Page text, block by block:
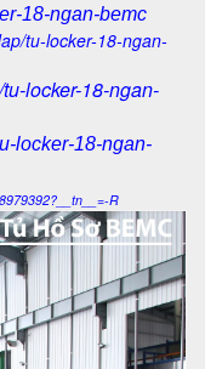
18-ngan-bemc
tu-locker-18-ngan-
locker-18-ngan-
locker-18-ngan-
R